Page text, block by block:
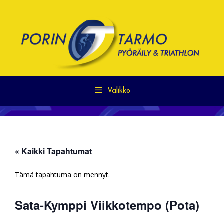
Valikko
« Kaikki Tapahtumat
Tämä tapahtuma on mennyt.
Sata-Kymppi Viikkotempo (Pota)